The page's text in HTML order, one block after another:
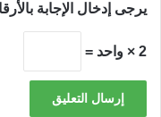
يرجى إدخال الإجابة
2 × واحد =